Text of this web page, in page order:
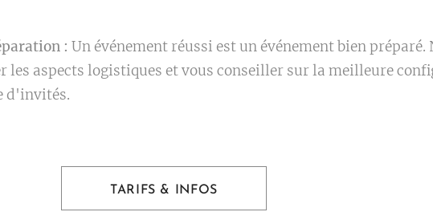
: Un événement réussi est un événement bien préparé.
les aspects logistiques et vous conseiller sur la meilleure
d'invités.
TARIFS & INFOS